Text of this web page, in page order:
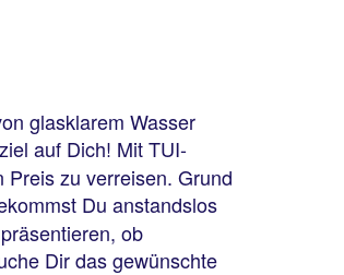
glasklarem Wasser
auf Dich! Mit TUI-
zu verreisen. Grund
Du anstandslos
ob
Dir das gewünschte